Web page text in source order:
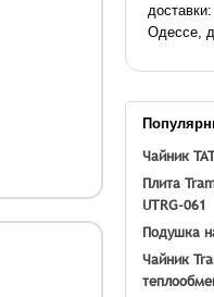
Одессе,
Чайник
Плита
UTRG-061
Подушка
Чайник